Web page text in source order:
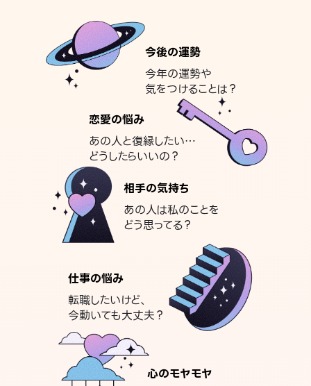
今後の運勢
今年の運勢や
気をつけることは？
恋愛の悩み
あの人と復縁したい…
どうしたらいいの？
相手の気持ち
あの人は私のことを
どう思ってる？
仕事の悩み
転職したいけど、
今動いても大丈夫？
心のモヤモヤ